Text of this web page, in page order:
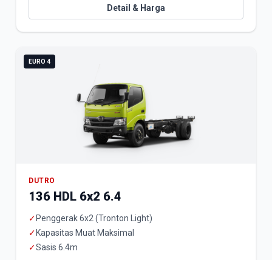
Detail & Harga
EURO 4
DUTRO
136 HDL 6x2 6.4
✓ Penggerak 6x2 (Tronton Light)
✓ Kapasitas Muat Maksimal
✓Sasis 6.4m